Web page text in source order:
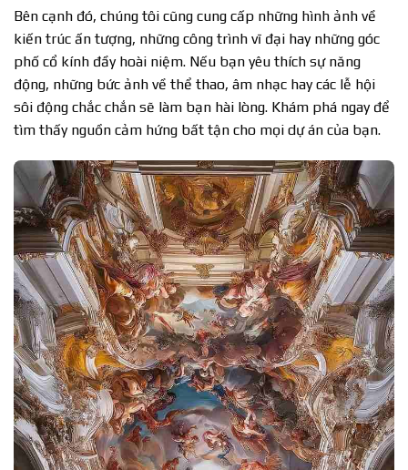
Bên cạnh đó, chúng tôi cũng cung cấp những hình ảnh về
kiến trúc ấn tượng, những công trình vĩ đại hay những góc
phố cổ kính đầy hoài niệm. Nếu bạn yêu thích sự năng
động, những bức ảnh về thể thao, âm nhạc hay các lễ hội
sôi động chắc chắn sẽ làm bạn hài lòng. Khám phá ngay để
tìm thấy nguồn cảm hứng bất tận cho mọi dự án của bạn.